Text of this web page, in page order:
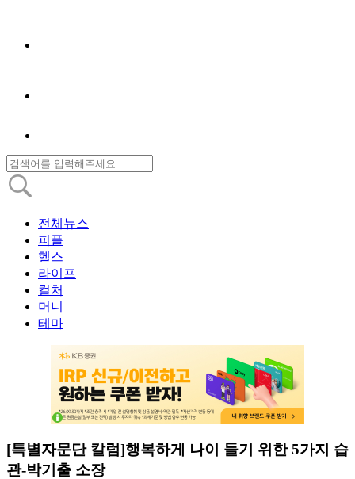
전체뉴스
피플
헬스
라이프
컬처
머니
테마
[특별자문단 칼럼]행복하게 나이 들기 위한 5가지 습
관-박기출 소장